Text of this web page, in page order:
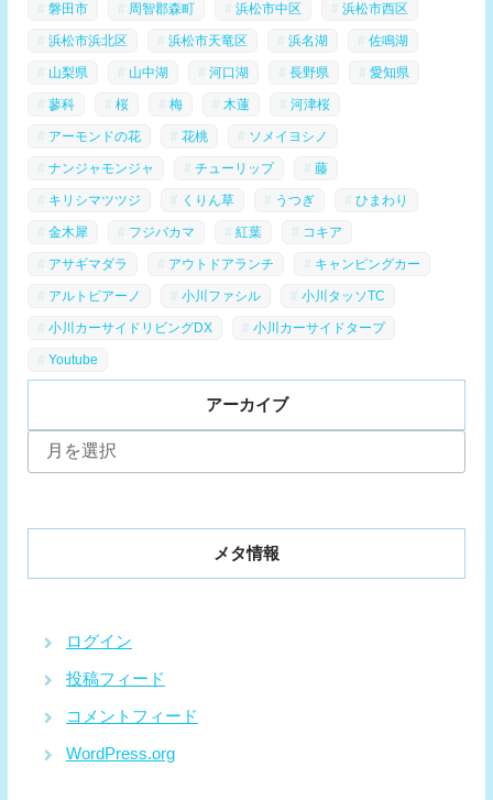
磐田市 周智郡森町 浜松市中区 浜松市西区
浜松市浜北区 浜松市天竜区 浜名湖 佐鳴湖
山梨県 山中湖 河口湖 長野県 愛知県
蓼科 桜 梅 木蓮 河津桜
アーモンドの花 花桃 ソメイヨシノ
ナンジャモンジャ チューリップ 藤
キリシマツツジ くりん草 うつぎ ひまわり
金木犀 フジバカマ 紅葉 コキア
アサギマダラ アウトドアランチ キャンピングカー
アルトピアーノ 小川ファシル 小川タッソTC
小川カーサイドリビングDX 小川カーサイドタープ
Youtube
アーカイブ
ー
メタ情報
ログイン
投稿フィード
コメントフィード
WordPress.org